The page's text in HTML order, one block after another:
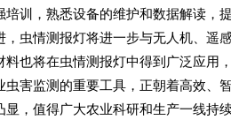
培训，熟悉设备的维护和数据解读，
，虫情测报灯将进一步与无人机、遥
料也将在虫情测报灯中得到广泛应用
虫害监测的重要工具，正朝着高效
显，值得广大农业科研和生产一线持